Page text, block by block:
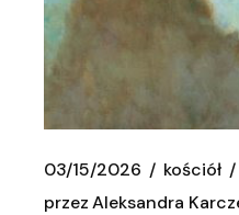
03/15/2026
kościół
przez Aleksandra